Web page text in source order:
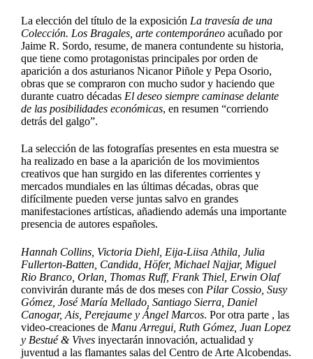
La elección del título de la exposición La travesía de una
Colección. Los Bragales, arte contemporáneoacuñado por
Jaime R. Sordo, resume, de manera contundente su historia,
que tiene como protagonistas principales por orden de
aparición a dos asturianos Nicanor Piñole y Pepa Osorio,
obras que se compraron con mucho sudor y haciendo que
durante cuatro décadas El deseo siempre caminase delante
de las posibilidades económicas, en resumen “corriendo
detrás del galgo”.
La selección de las fotografías presentes en esta muestra se
ha realizado en base a la aparición de los movimientos
creativos que han surgido en las diferentes corrientes y
mercados mundiales en las últimas décadas, obras que
difícilmente pueden verse juntas salvo en grandes
manifestaciones artísticas, añadiendo además una importante
presencia de autores españoles.
Hannah Collins, Victoria Diehl, Eija-Liisa Athila, Julia
Fullerton-Batten, Candida, Höfer, Michael Najjar, Miguel
Rio Branco, Orlan, Thomas Ruff, Frank Thiel, Erwin Olaf
convivirán durante más de dos meses con Pilar Cossio, Susy
Gómez, José María Mellado, Santiago Sierra, Daniel
Canogar, Ais, Perejaume y Ángel Marcos. Por otra parte , las
video-creaciones de Manu Arregui, Ruth Gómez, Juan Lopez
y Bestué & Vives inyectarán innovación, actualidad y
juventud a las flamantes salas del Centro de Arte Alcobendas.